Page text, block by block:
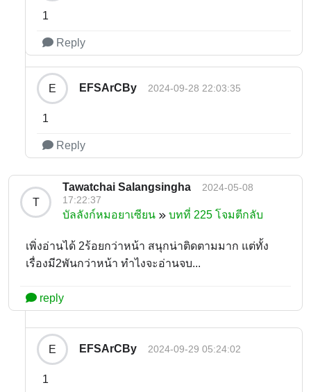
1
Reply
E EFSArCBy 2024-09-28 22:03:35
1
Reply
T
Tawatchai Salangsingha
2024-05-08
17:22:37
บัลลังก์หมอยาเซียน บทที่ 225 โจมตีกลับ
เพิ่งอ่านได้ 2ร้อยกว่าหน้า สนุกน่าติดตามมาก แต่ทั้ง
เรื่องมี2พันกว่าหน้า ทำไงจะอ่านจบ...
reply
E EFSArCBy 2024-09-29 05:24:02
1